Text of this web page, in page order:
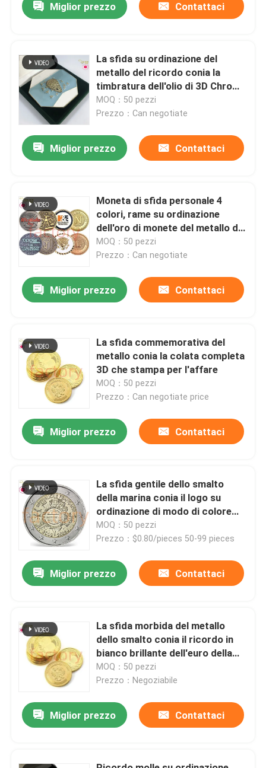
Casa
Video
Chi siamo
Fatory Tour
Contattaci
notizie
Richiedere un preventivo
Perni del risvolto del metallo
Miglior prezzo Contattaci
La sfida su ordinazione del
metallo del ricordo conia la
timbratura dell'olio di 3D Chrome
brillante con la scatola
MOQ：50 pezzi
Prezzo：Can negotiate
Miglior prezzo Contattaci
Moneta di sfida personale 4
colori, rame su ordinazione
dell'oro di monete del metallo di
Phoenix
MOQ：50 pezzi
Prezzo：Can negotiate
Miglior prezzo Contattaci
La sfida commemorativa del
metallo conia la colata completa
3D che stampa per l'affare
MOQ：50 pezzi
Prezzo：Can negotiate price
Miglior prezzo Contattaci
La sfida gentile dello smalto
della marina conia il logo su
ordinazione di modo di colore
del ricordo
MOQ：50 pezzi
Prezzo：$0.80/pieces 50-99 pieces
Miglior prezzo Contattaci
La sfida morbida del metallo
dello smalto conia il ricordo in
bianco brillante dell'euro della
pressofusione di abitudine 3D
MOQ：50 pezzi
Prezzo：Negoziabile
Miglior prezzo Contattaci